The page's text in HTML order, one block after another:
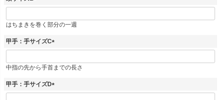
(
必
須
はちまきを巻く部分の一週
甲手：手サイズC
(
必
須
中指の先から手首までの長さ
甲手：手サイズD
(